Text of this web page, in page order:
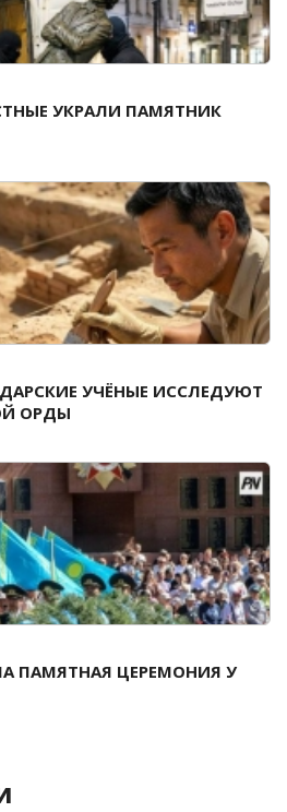
УКРАЛИ ПАМЯТНИК
УЧЁНЫЕ ИССЛЕДУЮТ
ОРДЫ
ПАМЯТНАЯ ЦЕРЕМОНИЯ У